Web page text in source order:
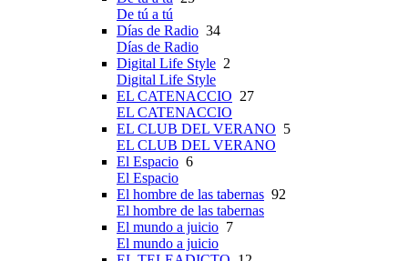
De tú a tú
Días de Radio 34
Días de Radio
Digital Life Style 2
Digital Life Style
EL CATENACCIO 27
EL CATENACCIO
EL CLUB DEL VERANO 5
EL CLUB DEL VERANO
El Espacio 6
El Espacio
El hombre de las tabernas 92
El hombre de las tabernas
El mundo a juicio 7
El mundo a juicio